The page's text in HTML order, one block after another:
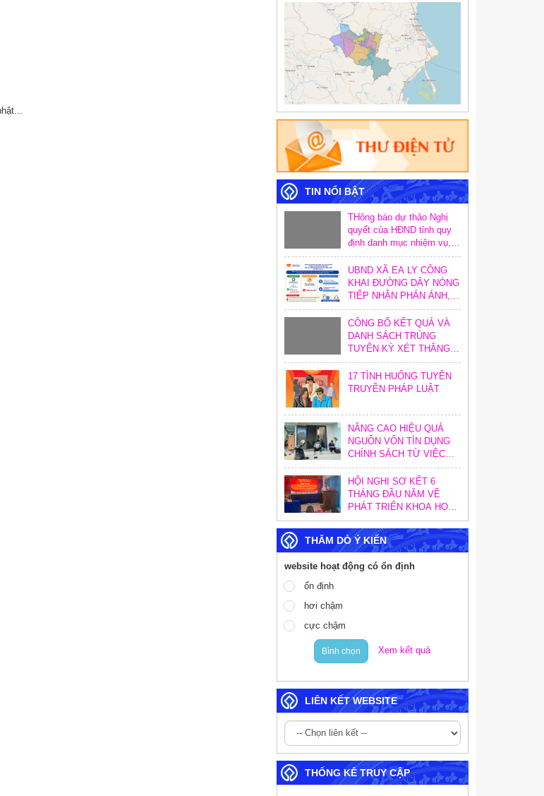
TIN NỔI BẬT
THông báo dự thảo Nghị
quyết của HĐND tỉnh quy
định danh mục nhiệm vụ,
hoạt động và định mức
khoán chi trong công tác
xây dựng văn bản quy
phạm pháp luật trên địa
UBND XÃ EA LY CÔNG
KHAI ĐƯỜNG DÂY NÓNG
TIẾP NHẬN PHẢN ÁNH,
KIẾN NGHỊ VỀ THỦ TỤC
HÀNH CHÍNH
CÔNG BỐ KẾT QUẢ VÀ
DANH SÁCH TRÚNG
TUYỂN KỲ XÉT THĂNG
HẠNG CHỨC DANH NGHỀ
NGHIỆP GIÁO VIÊN NĂM
2026
17 TÌNH HUỐNG TUYÊN
TRUYỀN PHÁP LUẬT
NÂNG CAO HIỆU QUẢ
NGUỒN VỐN TÍN DỤNG
CHÍNH SÁCH TỪ VIỆC
TĂNG CƯỜNG CÔNG
TÁC KIỂM TRA, KIỂM
SOÁT NỘI BỘ
HỘI NGHỊ SƠ KẾT 6
THÁNG ĐẦU NĂM VỀ
PHÁT TRIỂN KHOA HỌC,
CÔNG NGHỆ, ĐỔI MỚI
SÁNG TẠO VÀ CHUYỂN
ĐỔI SỐ; SƠ KẾT CÔNG
TRONG CÁC CƠ QUAN
THĂM DÒ Ý KIẾN
website hoạt động có ổn định
ổn định
hơi chậm
cực chậm
Bình chọn Xem kết quả
LIÊN KẾT WEBSITE
THỐNG KÊ TRUY CẬP